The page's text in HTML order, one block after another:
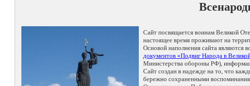
Сайт посвящается воинам Великой
настоящее время проживают на
Основой наполнения сайта являются
документов «Подвиг Народа в
Министерства обороны РФ),
Сайт создан в надежде на то, что
бережно сохраненными